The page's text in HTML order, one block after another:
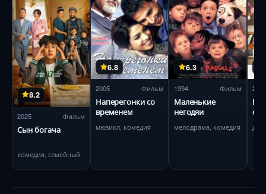
8.2
2025 Фильм
Сын богача
комедия, семейный
6.8
2005 Фильм
Наперегонки со
временем
мюзикл, комедия
6.3
1994 Фильм
Маленькие
негодяи
мелодрама, комедия
2014